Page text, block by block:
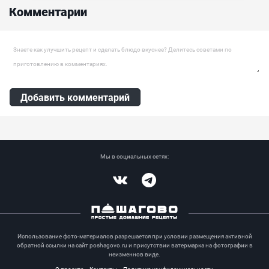
Пекинскую капусту лучше купить небольшую, мелкие кочаны
гораздо сочнее....
Комментарии
Оставить комментарий
Добавить комментарий
Мы в социальных сетях:
Использование фото-материалов разрешается при условии размещения активной
обратной ссылки на сайт poshagovo.ru и присутствии ватермарка на фотографии в
неизменнов виде.